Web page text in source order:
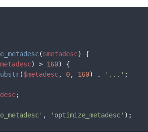
($metadesc) {
) > 160) {
($metadesc, 0, 160) . '...' ;
;
, 'optimize_metadesc' );